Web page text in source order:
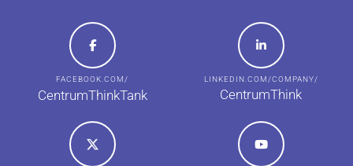
FACEBOOK.COM/
CentrumThinkTank
LINKEDIN.COM/COMPANY/
CentrumThink